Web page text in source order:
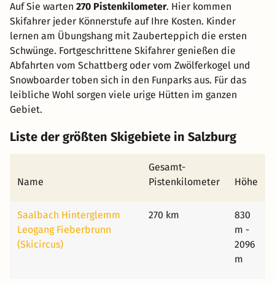
Auf Sie warten 270 Pistenkilometer. Hier kommen
Skifahrer jeder Könnerstufe auf Ihre Kosten. Kinder
lernen am Übungshang mit Zauberteppich die ersten
Schwünge. Fortgeschrittene Skifahrer genießen die
Abfahrten vom Schattberg oder vom Zwölferkogel und
Snowboarder toben sich in den Funparks aus. Für das
leibliche Wohl sorgen viele urige Hütten im ganzen
Gebiet.
Liste der größten Skigebiete in Salzburg
Name
Gesamt-
Pistenkilometer
Höhe
Saalbach Hinterglemm
Leogang Fieberbrunn
(Skicircus)
270 km
830
m -
2096
m